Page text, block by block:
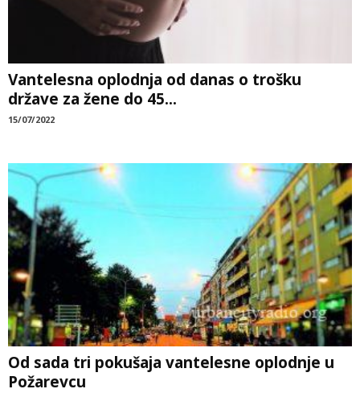
Vantelesna oplodnja od danas o trošku
države za žene do 45...
15/07/2022
Od sada tri pokušaja vantelesne oplodnje u
Požarevcu